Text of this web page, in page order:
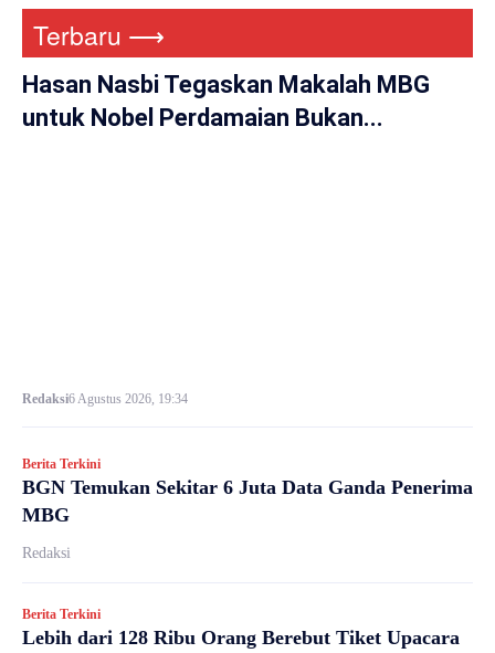
Terbaru ⟶
Hasan Nasbi Tegaskan Makalah MBG
untuk Nobel Perdamaian Bukan...
Redaksi6 Agustus 2026, 19:34
Berita Terkini
BGN Temukan Sekitar 6 Juta Data Ganda Penerima
MBG
Redaksi
Berita Terkini
Lebih dari 128 Ribu Orang Berebut Tiket Upacara